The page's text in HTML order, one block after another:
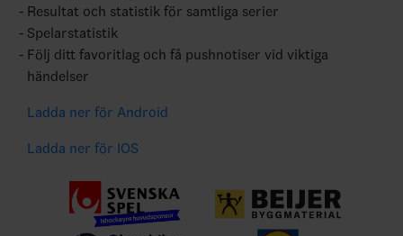
Resultat och statistik för samtliga serier
Spelarstatistik
Följ ditt favoritlag och få pushnotiser vid viktiga
händelser
Ladda ner för Android
Ladda ner för IOS